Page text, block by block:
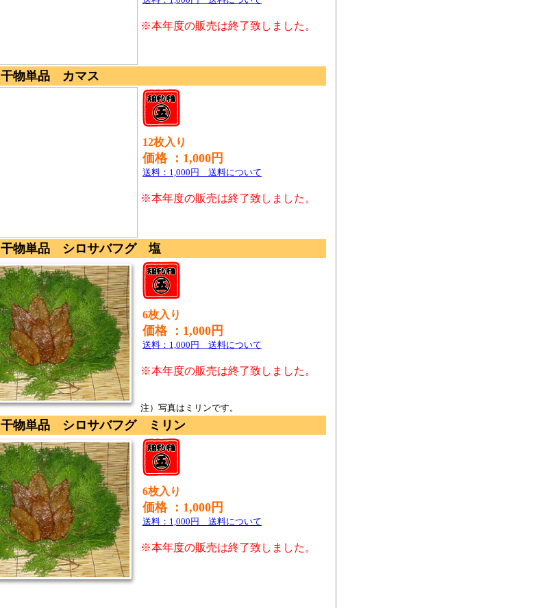
※本年度の販売は終了致しました。
干物単品 カマス
12枚入り
価格 ：1,000円
送料：1,000円 送料について
※本年度の販売は終了致しました。
干物単品 シロサバフグ 塩
6枚入り
価格 ：1,000円
送料：1,000円 送料について
※本年度の販売は終了致しました。
注）写真はミリンです。
干物単品 シロサバフグ ミリン
6枚入り
価格 ：1,000円
送料：1,000円 送料について
※本年度の販売は終了致しました。